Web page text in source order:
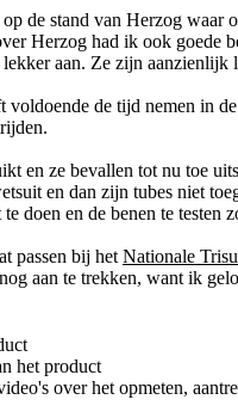
op de stand van Herzog waar
Herzog had ik ook goede
aan. Ze zijn
de tijd nemen in
en ze bevallen tot nu toe
en dan zijn tubes niet
doen en de benen te testen
passen bij het Nationale
aan te trekken, want ik
het product
over het opmeten,